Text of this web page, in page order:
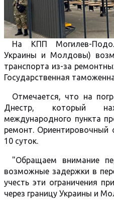
На КПП Могилев-
Украины и Молдовы)
транспорта из-за
Государственная
Отмечается, что на
Днестр, который
международного пункта
ремонт. Ориентировочный
10 суток.
"Обращаем внимание
возможные задержки в
учесть эти ограничения
через границу Украины и